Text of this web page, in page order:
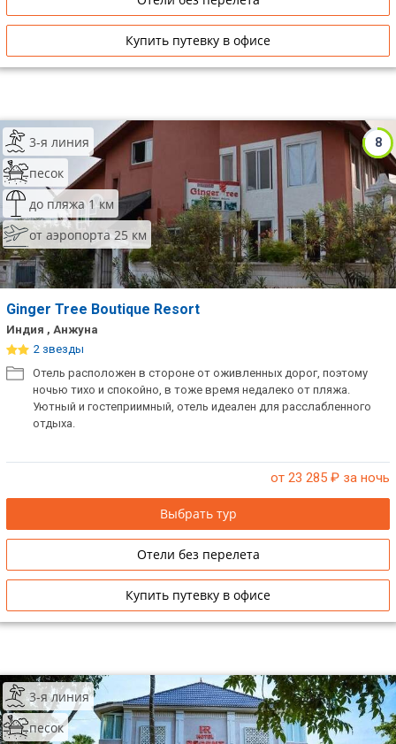
Купить путевку в офисе
8
3-я линия
песок
до пляжа 1 км
от аэропорта 25 км
Ginger Tree Boutique Resort
Индия , Анжуна
2 звезды
Отель расположен в стороне от оживленных дорог, поэтому
ночью тихо и спокойно, в тоже время недалеко от пляжа.
Уютный и гостеприимный, отель идеален для расслабленного
отдыха.
от 23 285 ₽ за ночь
Выбрать тур
Отели без перелета
Купить путевку в офисе
3-я линия
песок